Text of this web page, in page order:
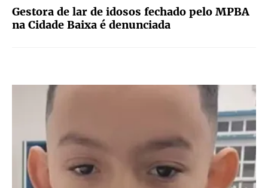
Gestora de lar de idosos fechado pelo MPBA
na Cidade Baixa é denunciada